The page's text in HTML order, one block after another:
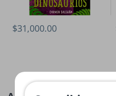
$31,000.00